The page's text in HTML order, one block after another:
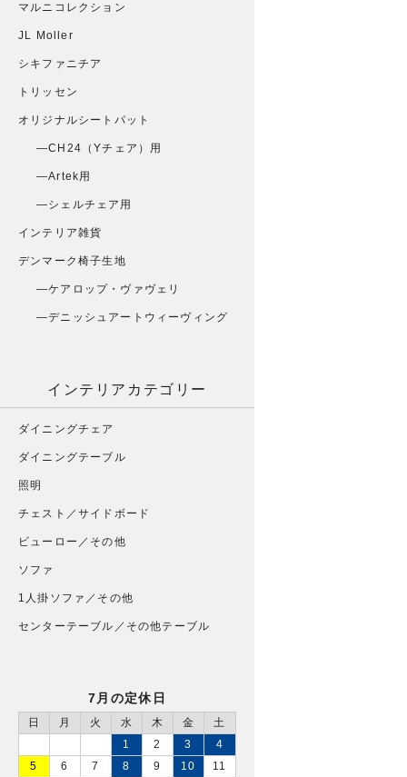
マルニコレクション
JL Moller
シキファニチア
トリッセン
オリジナルシートパット
CH24（Yチェア）用
Artek用
シェルチェア用
インテリア雑貨
デンマーク椅子生地
ケアロップ・ヴァヴェリ
デニッシュアートウィーヴィング
インテリアカテゴリー
ダイニングチェア
ダイニングテーブル
照明
チェスト／サイドボード
ビューロー／その他
ソファ
1人掛ソファ／その他
センターテーブル／その他テーブル
7月の定休日
日 月 火 水 木 金
土
1
2 3
4
5
6 7 8 9 10
11